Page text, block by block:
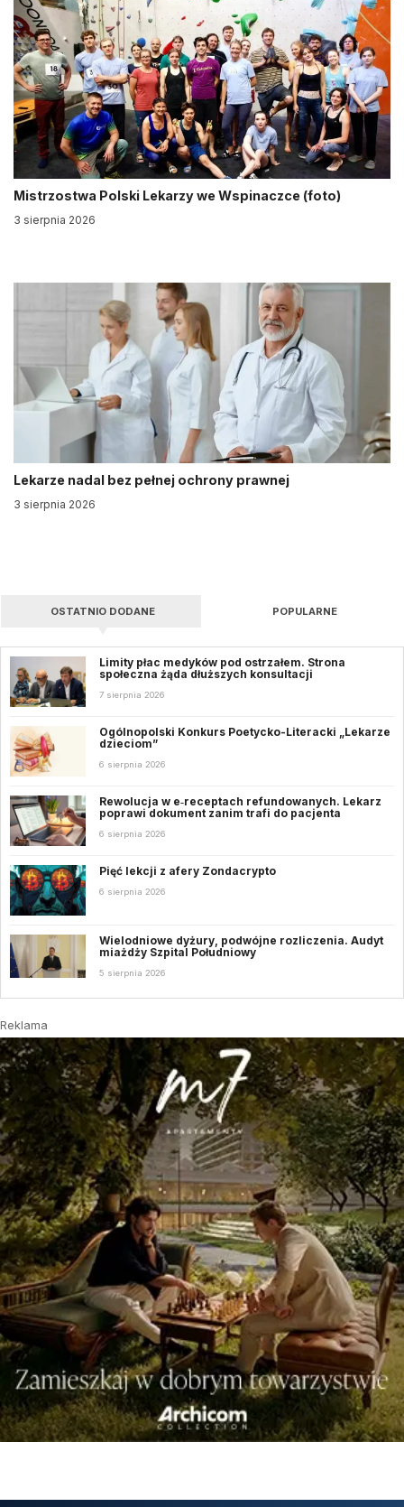
Mistrzostwa Polski Lekarzy we Wspinaczce (foto)
3 sierpnia 2026
Lekarze nadal bez pełnej ochrony prawnej
3 sierpnia 2026
OSTATNIO DODANE POPULARNE
Limity płac medyków pod ostrzałem. Strona
społeczna żąda dłuższych konsultacji
7 sierpnia 2026
Ogólnopolski Konkurs Poetycko-Literacki „Lekarze
dzieciom”
6 sierpnia 2026
Rewolucja w e‑receptach refundowanych. Lekarz
poprawi dokument zanim trafi do pacjenta
6 sierpnia 2026
Pięć lekcji z afery Zondacrypto
6 sierpnia 2026
Wielodniowe dyżury, podwójne rozliczenia. Audyt
miażdży Szpital Południowy
5 sierpnia 2026
Reklama